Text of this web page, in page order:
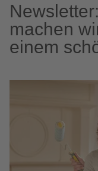
machen
einem